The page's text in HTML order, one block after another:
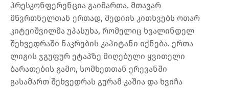
პრესკონფერენცია გაიმართა. მთავარ
მწვრთნელთან ერთად, მედიის კითხვებს ოთარ
კიტეიშვილმა უპასუხა, რომელიც ხვალინდელ
შეხვედრაში ნაკრების კაპიტანი იქნება. ერთა
ლიგის ჯგუფურ ეტაპზე მიღებული ყვითელი
ბარათების გამო, სომხეთთან ერევანში
გასამართ შეხვედრას გურამ კაშია და ხვიჩა